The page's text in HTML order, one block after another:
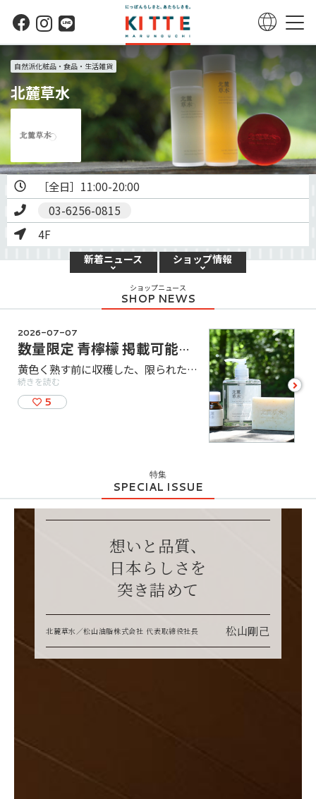
自然派化粧品・食品・生活雑貨
北麓草水
03-6256-0815
4F
新着ニュース ショップ情報
ショップニュース
2026-07-07
数量限定 青檸檬 掲載可能期間：７／７～９／１６
黄色く熟す前に収穫した、限られた時期にしか手に入らない青檸檬から抽出した精油に、アオモジとユーカリの精油をブレンドしました。気温と湿度が高い蒸し暑い季節、青々とした爽やかな香りに包まれながら、肌をさっぱりと整え、清潔でなめらかな肌に。 ・ウオッシングソープバー 青檸檬 150g 1,250円（税込） ・ハンドソープ 青檸檬 250mL 1,390円（税込） ・エッセンシャルオイル 青檸檬 15mL 4,040円（税込） 直営店：2026年7月7日(火)～2026年9月16日(水) ※数量限定のため、なくなり次第終了となります。
続きを読む
5
see
more
特集
SPECIAL ISSUE
想いと品質、
日本らしさを
突き詰めて
北麓草水／松山油脂株式会社 代表取締役社長 松山剛己